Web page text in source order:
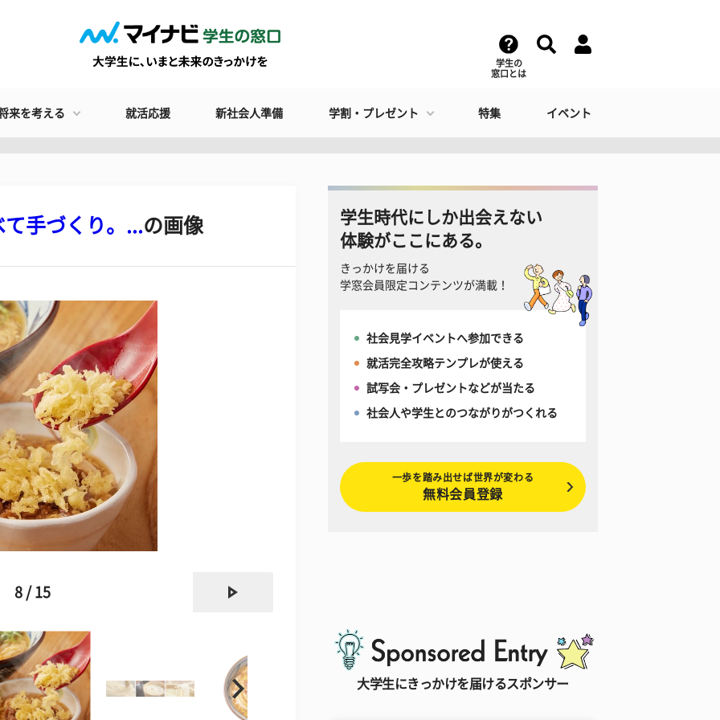
学生の
窓口とは
来を考える 就活応援 新社会人準備 学割・プレゼント 特集 イベント
手づくり。...の画像
8 / 15
学生時代にしか出会えない
体験がここにある。
きっかけを届ける
学窓会員限定コンテンツが満載！
社会見学イベントへ参加できる
就活完全攻略テンプレが使える
試写会・プレゼントなどが当たる
社会人や学生とのつながりがつくれる
一歩を踏み出せば世界が変わる
無料会員登録
大学生にきっかけを届けるスポンサー